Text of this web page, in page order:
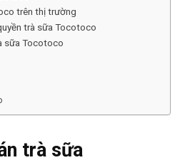
trên thị trường
trà sữa Tocotoco
sữa Tocotoco
trà sữa